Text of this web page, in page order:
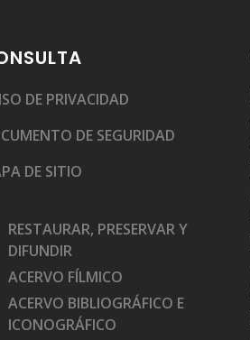
DE PRIVACIDAD
DE SEGURIDAD
DE SITIO
RESTAURAR, PRESERVAR Y
DIFUNDIR
ACERVO FÍLMICO
ACERVO BIBLIOGRÁFICO E
ICONOGRÁFICO